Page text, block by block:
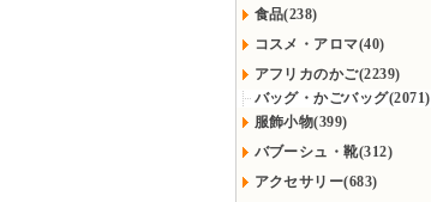
食品(238)
コスメ・アロマ(40)
アフリカのかご(2239)
バッグ・かごバッグ(2071)
服飾小物(399)
バブーシュ・靴(312)
アクセサリー(683)